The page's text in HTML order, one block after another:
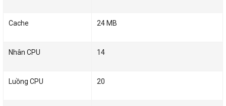
Cache 24 MB
Nhân CPU 14
Luồng CPU 20